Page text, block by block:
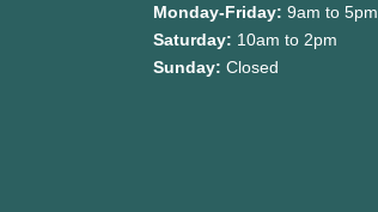
Monday-Friday:9am to 5pm
Saturday: 10am to 2pm
Sunday:Closed